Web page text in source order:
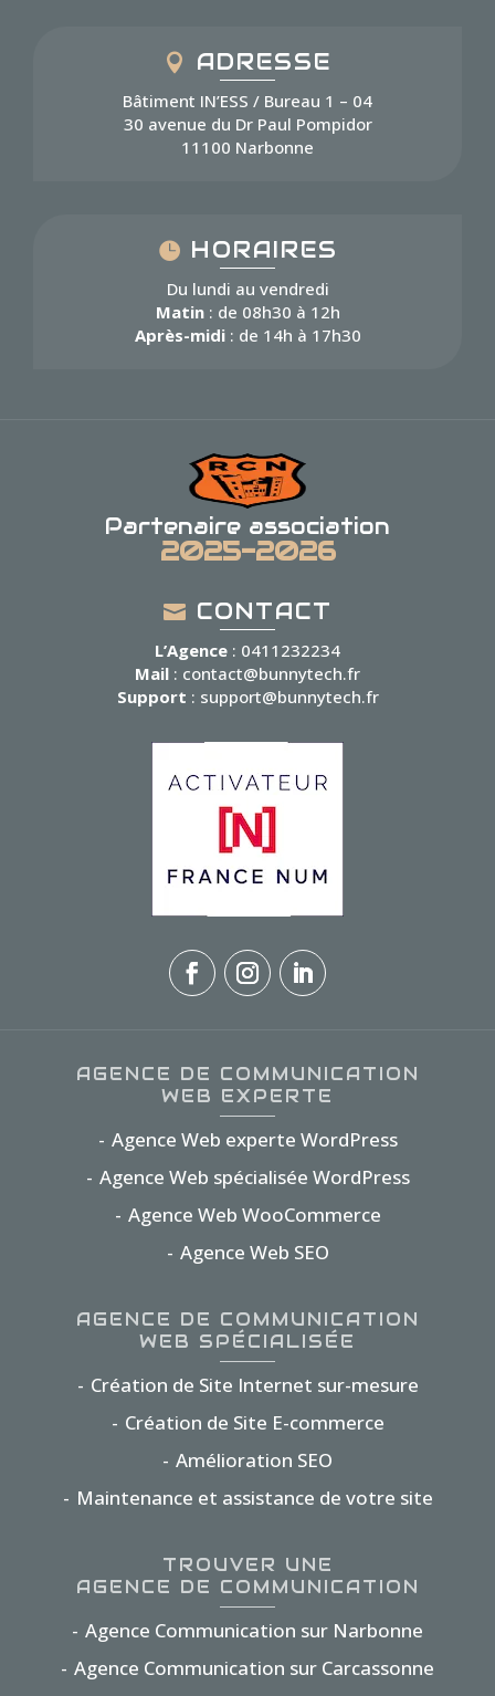
ADRESSE
Bâtiment IN’ESS / Bureau 1 – 04
30 avenue du Dr Paul Pompidor
11100 Narbonne
HORAIRES
Du lundi au vendredi
Matin: de 08h30 à 12h
Après-midi: de 14h à 17h30
Partenaire association
2025-2026
CONTACT
L’Agence : 0411232234
Mail : contact@bunnytech.fr
Support : support@bunnytech.fr
AGENCE DE COMMUNICATION
WEB EXPERTE
Agence Web experte WordPress
Agence Web spécialisée WordPress
Agence Web WooCommerce
Agence Web SEO
AGENCE DE COMMUNICATION
WEB SPÉCIALISÉE
Création de Site Internet sur-mesure
Création de Site E-commerce
Amélioration SEO
Maintenance et assistance de votre site
TROUVER UNE
AGENCE DE COMMUNICATION
Agence Communication sur Narbonne
Agence Communication sur Carcassonne